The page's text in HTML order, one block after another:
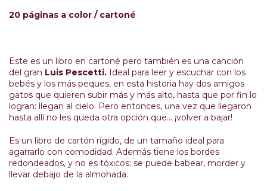
20 páginas a color / cartoné
Este es un libro en cartoné pero también es una canción
del gran Luis Pescetti. Ideal para leer y escuchar con los
bebés y los más peques, en esta historia hay dos amigos
gatos que quieren subir más y más alto, hasta que por fin lo
logran: llegan al cielo. Pero entonces, una vez que llegaron
hasta allí no les queda otra opción que… ¡volver a bajar!
Es un libro de cartón rígido, de un tamaño ideal para
agarrarlo con comodidad. Además tiene los bordes
redondeados, y no es tóxicos: se puede babear, morder y
llevar debajo de la almohada.